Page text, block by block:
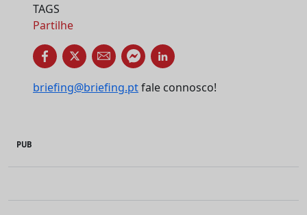
TAGS
Partilhe
briefing@briefing.ptfale connosco!
PUB